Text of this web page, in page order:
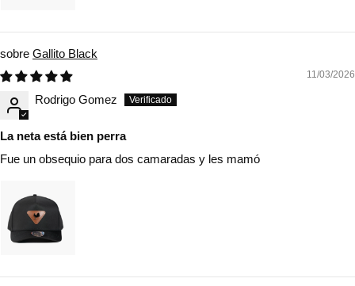
Gallito Black
11/03/2026
Rodrigo Gomez
La neta está bien perra
Fue un obsequio para dos camaradas y les mamó